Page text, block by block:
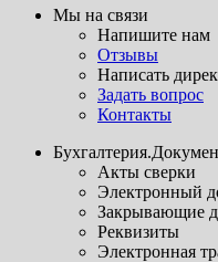
Мы на связи
Напишите нам
Отзывы
Написать
Задать вопрос
Контакты
Акты сверки
Электронный
Закрывающие
Реквизиты
Электронная